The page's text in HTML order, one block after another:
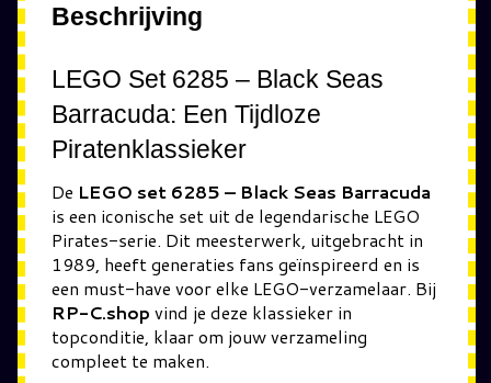
Beschrijving
LEGO Set 6285 – Black Seas
Barracuda: Een Tijdloze
Piratenklassieker
De LEGO set 6285 – Black Seas Barracuda
is een iconische set uit de legendarische LEGO
Pirates-serie. Dit meesterwerk, uitgebracht in
1989, heeft generaties fans geïnspireerd en is
een must-have voor elke LEGO-verzamelaar. Bij
RP-C.shop vind je deze klassieker in
topconditie, klaar om jouw verzameling
compleet te maken.